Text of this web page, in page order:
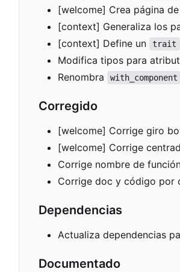
[welcome] Crea página
[context] Generaliza los
[context] Define un
trait
Modifica tipos para
Renombra
with_component
Corregido
[welcome] Corrige giro
[welcome] Corrige
Corrige nombre de
Corrige doc y código por
Dependencias
Actualiza dependencias
Documentado